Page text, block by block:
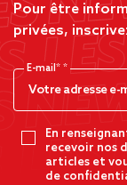
Pour être
privées,
E-mail*
En
recevoir nos
articles et
de